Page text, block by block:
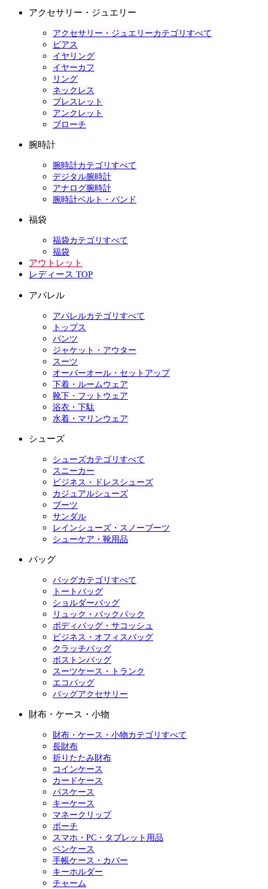
アクセサリー・ジュエリー
アクセサリー・ジュエリーカテゴリすべて
ピアス
イヤリング
イヤーカフ
リング
ネックレス
ブレスレット
アンクレット
ブローチ
腕時計
腕時計カテゴリすべて
デジタル腕時計
アナログ腕時計
腕時計ベルト・バンド
福袋
福袋カテゴリすべて
福袋
アウトレット
レディース TOP
アパレル
アパレルカテゴリすべて
トップス
パンツ
ジャケット・アウター
スーツ
オーバーオール・セットアップ
下着・ルームウェア
靴下・フットウェア
浴衣・下駄
水着・マリンウェア
シューズ
シューズカテゴリすべて
スニーカー
ビジネス・ドレスシューズ
カジュアルシューズ
ブーツ
サンダル
レインシューズ・スノーブーツ
シューケア・靴用品
バッグ
バッグカテゴリすべて
トートバッグ
ショルダーバッグ
リュック・バックパック
ボディバッグ・サコッシュ
ビジネス・オフィスバッグ
クラッチバッグ
ボストンバッグ
スーツケース・トランク
エコバッグ
バッグアクセサリー
財布・ケース・小物
財布・ケース・小物カテゴリすべて
長財布
折りたたみ財布
コインケース
カードケース
パスケース
キーケース
マネークリップ
ポーチ
スマホ・PC・タブレット用品
ペンケース
手帳ケース・カバー
キーホルダー
チャーム